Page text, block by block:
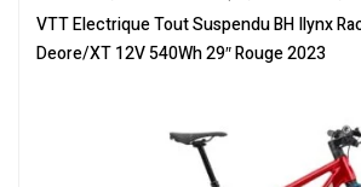
Tout-Suspendus ,Vélo électrique ville,Velos
Électriques
VTT Electrique Tout Suspendu BH Ilynx
Deore/XT 12V 540Wh 29″ Rouge 2023